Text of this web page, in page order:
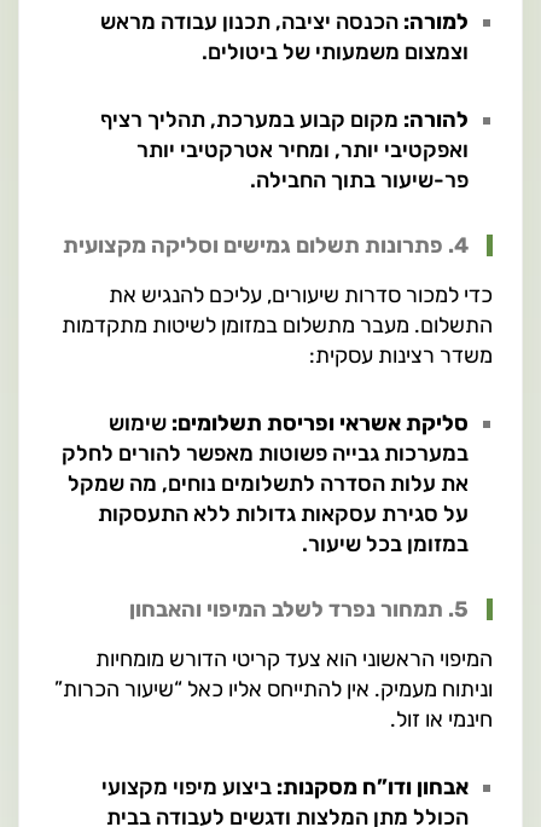
למורה: הכנסה יציבה, תכנון עבודה מראש
וצמצום משמעותי של ביטולים.
להורה: מקום קבוע במערכת, תהליך רציף
ואפקטיבי יותר, ומחיר אטרקטיבי יותר
פר-שיעור בתוך החבילה.
4. פתרונות תשלום גמישים וסליקה מקצועית
כדי למכור סדרות שיעורים, עליכם להנגיש את
התשלום. מעבר מתשלום במזומן לשיטות מתקדמות
משדר רצינות עסקית:
סליקת אשראי ופריסת תשלומים: שימוש
במערכות גבייה פשוטות מאפשר להורים לחלק
את עלות הסדרה לתשלומים נוחים, מה שמקל
על סגירת עסקאות גדולות ללא התעסקות
במזומן בכל שיעור.
5. תמחור נפרד לשלב המיפוי והאבחון
המיפוי הראשוני הוא צעד קריטי הדורש מומחיות
וניתוח מעמיק. אין להתייחס אליו כאל “שיעור הכרות”
חינמי או זול.
אבחון ודו”ח מסקנות: ביצוע מיפוי מקצועי
הכולל מתן המלצות ודגשים לעבודה בבית